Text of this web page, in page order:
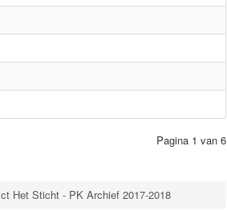
Pagina 1 van 6
Het Sticht - PK Archief 2017-2018